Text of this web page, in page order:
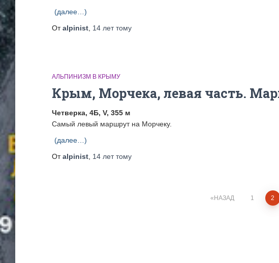
(далее…)
Отalpinist 14 леттому
АЛЬПИНИЗМ В КРЫМУ
Крым, Морчека, левая часть.
Четверка, 4Б, V, 355 м
Самый левый маршрут на Морчеку.
(далее…)
Отalpinist 14 леттому
НАЗАД 1 2